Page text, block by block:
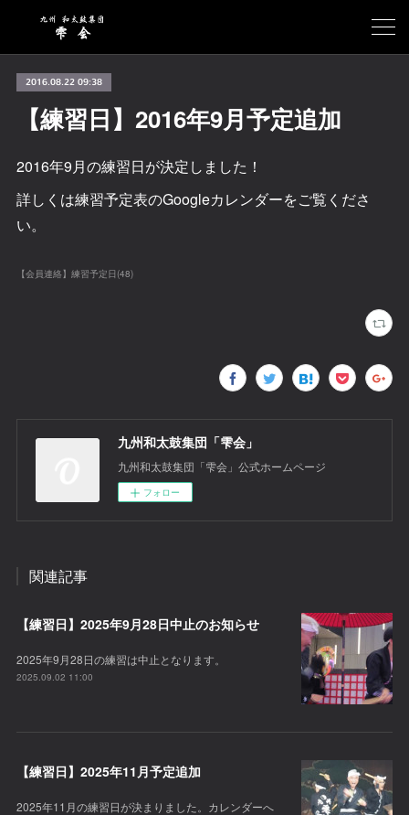
2016.08.22 09:38
【練習日】2016年9月予定追加
2016年9月の練習日が決定しました！
詳しくは練習予定表のGoogleカレンダーをご覧くださ
い。
【会員連絡】練習予定日(48)
九州和太鼓集団「雫会」
九州和太鼓集団「雫会」公式ホームページ
フォロー
関連記事
【練習日】2025年9月28日中止のお知らせ
2025年9月28日の練習は中止となります。
2025.09.02 11:00
【練習日】2025年11月予定追加
2025年11月の練習日が決まりました。カレンダーへ